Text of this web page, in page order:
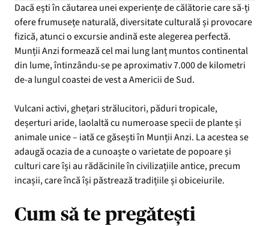
Dacă ești în căutarea unei experiențe de călătorie care să-ți
ofere frumusețe naturală, diversitate culturală și provocare
fizică, atunci o excursie andină este alegerea perfectă.
Munții Anzi formează cel mai lung lanț muntos continental
din lume, întinzându-se pe aproximativ 7.000 de kilometri
de-a lungul coastei de vest a Americii de Sud.
Vulcani activi, ghețari strălucitori, păduri tropicale,
deșerturi aride, laolaltă cu numeroase specii de plante și
animale unice – iată ce găsești în Munții Anzi. La acestea se
adaugă ocazia de a cunoaște o varietate de popoare și
culturi care își au rădăcinile în civilizațiile antice, precum
incașii, care încă își păstrează tradițiile și obiceiurile.
Cum să te pregătești